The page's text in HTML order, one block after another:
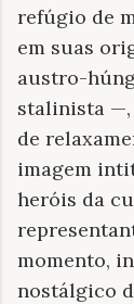
refúgio de
em suas
austro-
stalinista —,
de
imagem
heróis da
momento,
nostálgico